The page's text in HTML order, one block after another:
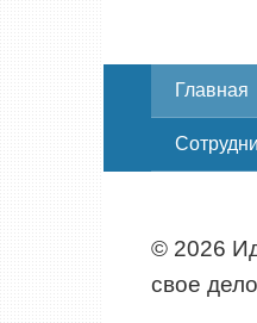
Главная
© 2026
свое